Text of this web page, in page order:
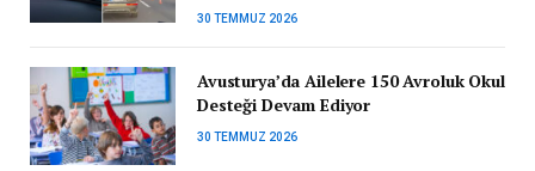
30 TEMMUZ 2026
Avusturya’da Ailelere 150 Avroluk Okul
Desteği Devam Ediyor
30 TEMMUZ 2026